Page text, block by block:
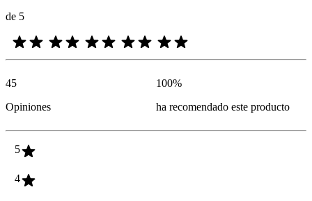
de 5
45
Opiniones
100%
ha recomendado este producto
5
4